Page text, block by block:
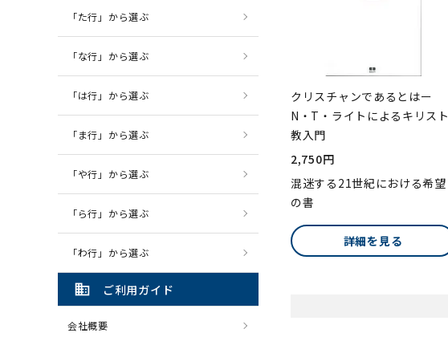
クリスチャンであるとはー
N・T・ライトによるキリスト
教入門
2,750円
混迷する21世紀における希望
の書
詳細を見る
「た行」から選ぶ
「な行」から選ぶ
「は行」から選ぶ
「ま行」から選ぶ
「や行」から選ぶ
「ら行」から選ぶ
「わ行」から選ぶ
domain ご利用ガイド
会社概要